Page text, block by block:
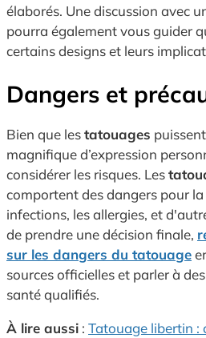
élaborés. Une discussion avec
pourra également vous guider
certains designs et leurs
Dangers et
Bien que lestatouages
magnifique d’expression
considérer les risques. Les
comportent des dangers pour
infections, les allergies, et
de prendre une décision finale,
sur les dangers du tatouage
sources officielles et parler à
santé qualifiés.
À lire aussi : Tatouage libertin :